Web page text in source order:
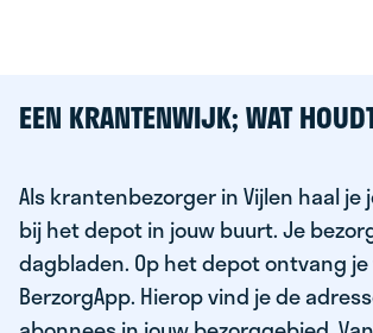
EEN KRANTENWIJK; WAT
Als krantenbezorger in Vijlen haal je
bij het depot in jouw buurt. Je
dagbladen. Op het depot ontvang
BerzorgApp. Hierop vind je de